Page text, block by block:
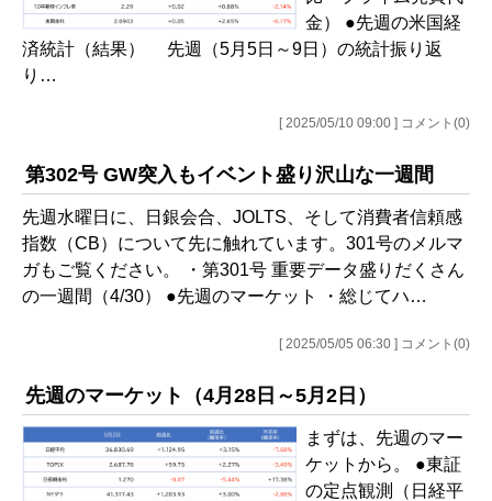
金） ●先週の米国経
済統計（結果） 先週（5月5日～9日）の統計振り返
り…
[ 2025/05/10 09:00 ] コメント(0)
第302号 GW突入もイベント盛り沢山な一週間
先週水曜日に、日銀会合、JOLTS、そして消費者信頼感
指数（CB）について先に触れています。301号のメルマ
ガもご覧ください。 ・第301号 重要データ盛りだくさん
の一週間（4/30） ●先週のマーケット ・総じてハ…
[ 2025/05/05 06:30 ] コメント(0)
先週のマーケット（4月28日～5月2日）
まずは、先週のマー
ケットから。 ●東証
の定点観測（日経平